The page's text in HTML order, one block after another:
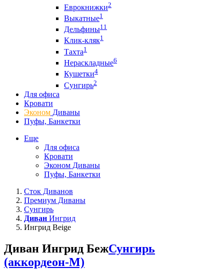
Еврокнижки2
Выкатные1
Дельфины11
Клик-кляк1
Тахта1
Нераскладные6
Кушетки4
Сунгирь2
Для офиса
Кровати
Эконом Диваны
Пуфы, Банкетки
Еще
Для офиса
Кровати
Эконом Диваны
Пуфы, Банкетки
Сток Диванов
Премиум Диваны
Сунгирь
Диван Ингрид
Ингрид Beige
Диван Ингрид БежСунгирь
(аккордеон-М)